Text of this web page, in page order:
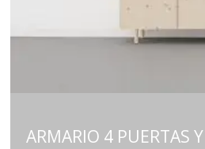
ARMARIO 4 PUERTAS